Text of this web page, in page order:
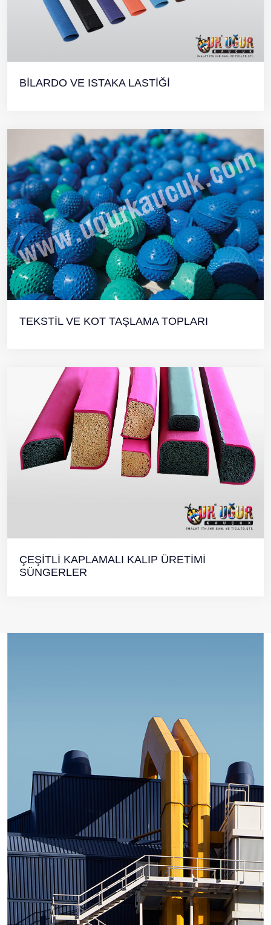
BİLARDO VE ISTAKA LASTİĞİ
TEKSTİL VE KOT TAŞLAMA TOPLARI
ÇEŞİTLİ KAPLAMALI KALIP ÜRETİMİ
SÜNGERLER